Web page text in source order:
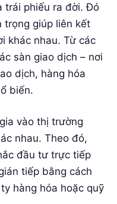
trái phiếu ra đời. Đó
trọng giúp liên kết
khác nhau. Từ các
sàn giao dịch – nơi
dịch, hàng hóa
biến.
vào thị trường
nhau. Theo đó,
đầu tư trực tiếp
tiếp bằng cách
hàng hóa hoặc quỹ